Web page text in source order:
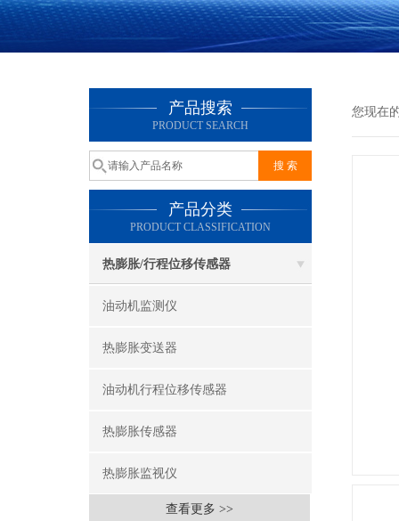
产品搜索
PRODUCT SEARCH
产品分类
PRODUCT CLASSIFICATION
热膨胀/行程位移传感器
油动机监测仪
热膨胀变送器
油动机行程位移传感器
热膨胀传感器
热膨胀监视仪
查看更多 >>
您现在